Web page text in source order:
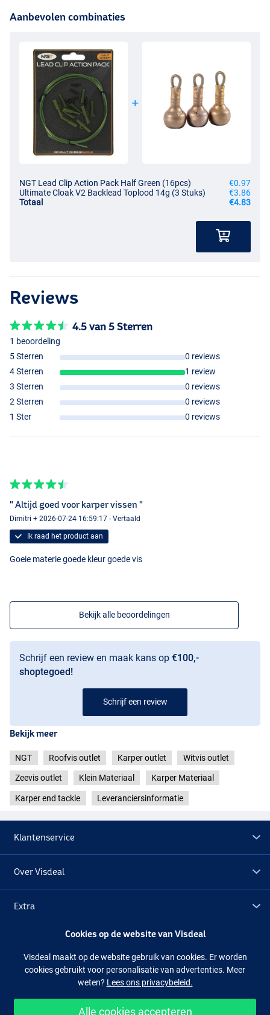
Aanbevolen combinaties
NGT Lead Clip Action Pack Half Green (16pcs)
€0.97
Ultimate Cloak V2 Backlead Toplood 14g (3 Stuks)
€3.86
Totaal
€4.83
Reviews
4.5 van 5 Sterren
1 beoordeling
5 Sterren
0 reviews
4 Sterren
1 review
3 Sterren
0 reviews
2 Sterren
0 reviews
1 Ster
0 reviews
" Altijd goed voor karper vissen "
Dimitri + 2026-07-24 16:59:17 - Vertaald
Ik raad het product aan
Goeie materie goede kleur goede vis
Bekijk alle beoordelingen
Schrijf een review en maak kans op €100,-
shoptegoed!
Schrijf een review
Bekijk meer
NGT Roofvis outlet Karper outlet Witvis outlet
Zeevis outlet Klein Materiaal Karper Materiaal
Karper end tackle Leveranciersinformatie
Klantenservice
Over Visdeal
Extra
Facebook Instagram
Cookies op de website van Visdeal
Visdeal maakt op de website gebruik van cookies. Er worden
cookies gebruikt voor personalisatie van advertenties. Meer
weten? Lees ons privacybeleid.
Alle cookies accepteren